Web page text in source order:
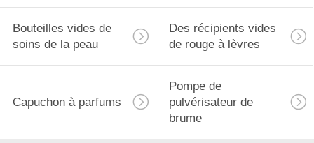
Bouteilles vides de
soins de la peau
Des récipients vides
de rouge à lèvres
Capuchon à parfums
Pompe de
pulvérisateur de
brume